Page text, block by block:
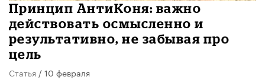
Принцип АнтиКоня: важно
действовать осмысленно и
результативно, не забывая про
цель
Статья / 10 февраля